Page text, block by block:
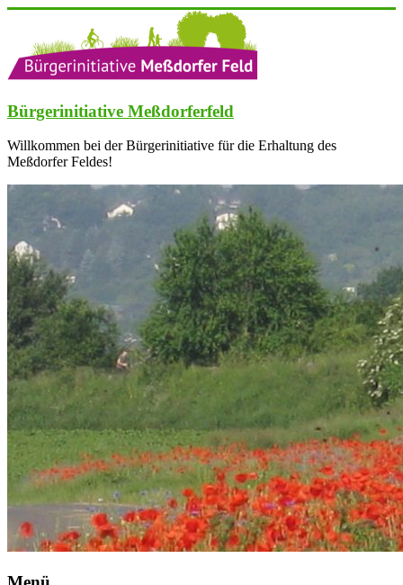
springen
Bürgerinitiative Meßdorferfeld
Willkommen bei der Bürgerinitiative für die Erhaltung des
Meßdorfer Feldes!